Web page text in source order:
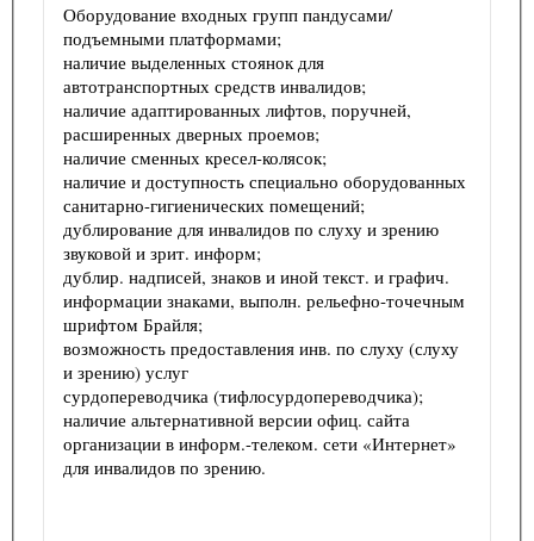
Оборудование входных групп пандусами/
подъемными платформами;
наличие выделенных стоянок для
автотранспортных средств инвалидов;
наличие адаптированных лифтов, поручней,
расширенных дверных проемов;
наличие сменных кресел-колясок;
наличие и доступность специально оборудованных
санитарно-гигиенических помещений;
дублирование для инвалидов по слуху и зрению
звуковой и зрит. информ;
дублир. надписей, знаков и иной текст. и графич.
информации знаками, выполн. рельефно-точечным
шрифтом Брайля;
возможность предоставления инв. по слуху (слуху
и зрению) услуг
сурдопереводчика (тифлосурдопереводчика);
наличие альтернативной версии офиц. сайта
организации в информ.-телеком. сети «Интернет»
для инвалидов по зрению.